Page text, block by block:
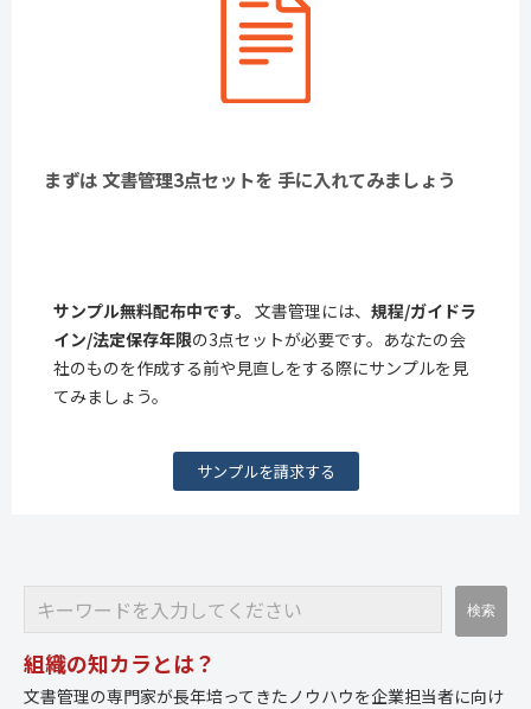
まずは 文書管理3点セットを 手に入れてみましょう
サンプル無料配布中です。 文書管理には、 規程/ガイドラ
イン/法定保存年限の3点セットが必要です。あなたの会
社のものを作成する前や見直しをする際にサンプルを見
てみましょう。
サンプルを請求する
組織の知カラとは？
文書管理の専門家が長年培ってきたノウハウを企業担当者に向け